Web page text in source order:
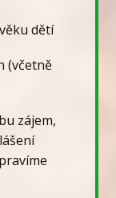
dětí
(včetně
zájem,